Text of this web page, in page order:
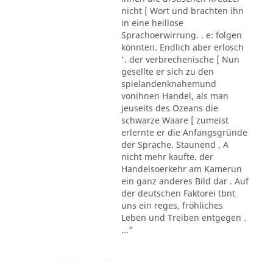
nicht [ Wort und brachten ihn
in eine heillose
Sprachoerwirrung. . e: folgen
könnten. Endlich aber erlosch
'. der verbrechenische [ Nun
gesellte er sich zu den
spielandenknahemund
vonihnen Handel, als man
jeuseits des Ozeans die
schwarze Waare [ zumeist
erlernte er die Anfangsgründe
der Sprache. Staunend , A
nicht mehr kaufte. der
Handelsoerkehr am Kamerun
ein ganz anderes Bild dar . Auf
der deutschen Faktorei tbnt
uns ein reges, fröhliches
Leben und Treiben entgegen .
..."